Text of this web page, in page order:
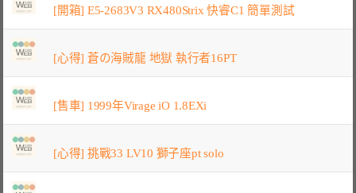
[開箱] E5-2683V3 RX480Strix 快睿C1 簡單測試
[心得] 蒼の海賊龍 地獄 執行者16PT
[售車] 1999年Virage iO 1.8EXi
[心得] 挑戰33 LV10 獅子座pt solo